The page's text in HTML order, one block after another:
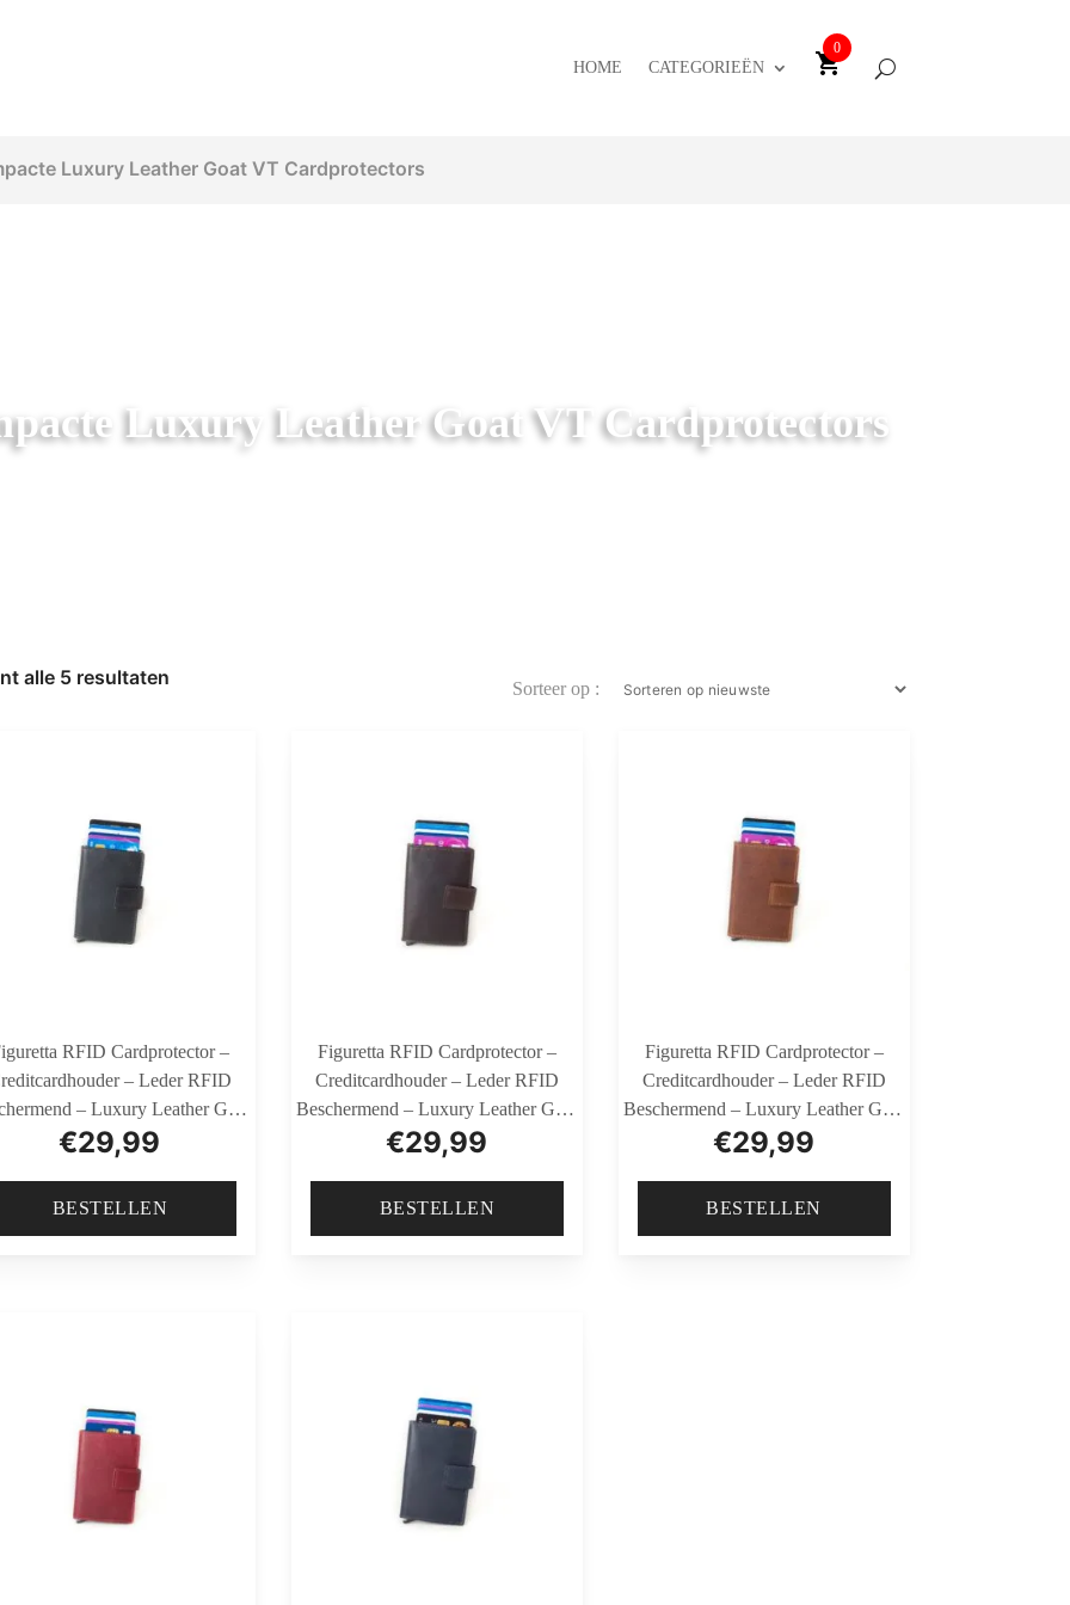
HOME CATEGORIEËN
0
Luxury Leather Goat VT Cardprotectors
Luxury Leather Goat VT Cardprotectors
alle 5 resultatenGesorteerd
RFID Cardprotector –
– Leder RFID
– Luxury Leather Goat
VT Black
€29,99
BESTELLEN
Figuretta RFID Cardprotector –
Creditcardhouder – Leder RFID
Beschermend – Luxury Leather Goat
VT Bruin
€29,99
BESTELLEN
Figuretta RFID Cardprotector –
Creditcardhouder – Leder RFID
Beschermend – Luxury Leather Goat
VT Cognac
€29,99
BESTELLEN